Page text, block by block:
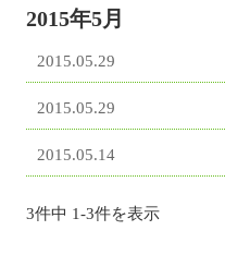
2015年5月
2015.05.29
2015.05.29
2015.05.14
3件中 1-3件を表示